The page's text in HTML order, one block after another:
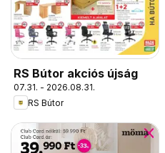
RS Bútor akciós újság
07.31. - 2026.08.31.
RS Bútor